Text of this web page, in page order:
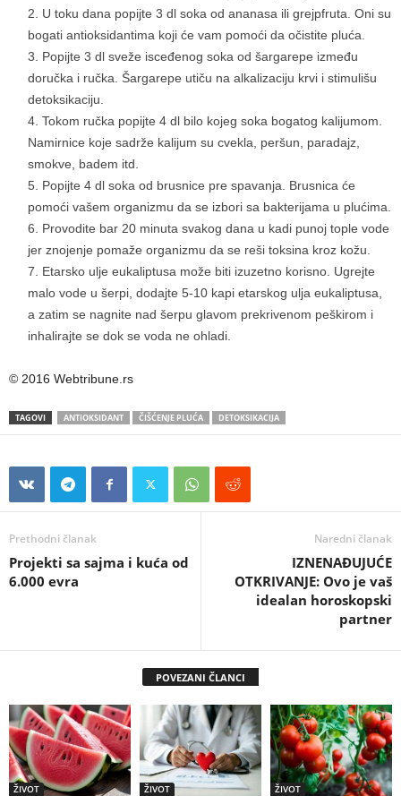
U toku dana popijte 3 dl soka od ananasa ili grejpfruta. Oni su
bogati antioksidantima koji će vam pomoći da očistite pluća.
Popijte 3 dl sveže isceđenog soka od šargarepe između
doručka i ručka. Šargarepe utiču na alkalizaciju krvi i stimulišu
detoksikaciju.
Tokom ručka popijte 4 dl bilo kojeg soka bogatog kalijumom.
Namirnice koje sadrže kalijum su cvekla, peršun, paradajz,
smokve, badem itd.
Popijte 4 dl soka od brusnice pre spavanja. Brusnica će
pomoći vašem organizmu da se izbori sa bakterijama u plućima.
Provodite bar 20 minuta svakog dana u kadi punoj tople vode
jer znojenje pomaže organizmu da se reši toksina kroz kožu.
Etarsko ulje eukaliptusa može biti izuzetno korisno. Ugrejte
malo vode u šerpi, dodajte 5-10 kapi etarskog ulja eukaliptusa,
a zatim se nagnite nad šerpu glavom prekrivenom peškirom i
inhalirajte se dok se voda ne ohladi.
© 2016 Webtribune.rs
TAGOVI ANTIOKSIDANT ČIŠĆENJE PLUĆA DETOKSIKACIJA
Prethodni članak
Projekti sa sajma i kuća od
6.000 evra
Naredni članak
IZNENAĐUJUĆE
OTKRIVANJE: Ovo je vaš
idealan horoskopski
partner
POVEZANI ČLANCI
ŽIVOT ŽIVOT ŽIVOT